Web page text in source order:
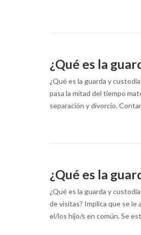
¿Qué es la
¿Qué es la guarda y
pasa la mitad del tiempo
separación y divorcio.
¿Qué es la
¿Qué es la guarda y
de visitas? Implica que se
el/los hijo/s en común. Se